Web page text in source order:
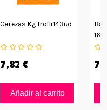
Cerezas Kg Trolli 143ud
7,82 €
Añadir al carrito